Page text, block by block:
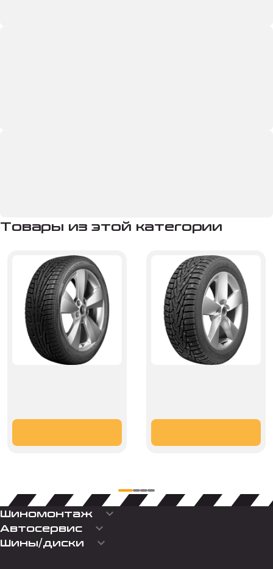
Товары из этой категории
Шиномонтаж keyboard_arrow_down
Автосервис keyboard_arrow_down
Шины/диски keyboard_arrow_down